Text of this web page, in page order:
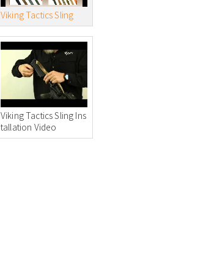
Viking Tactics Sling
Viking Tactics Sling Ins
tallation Video